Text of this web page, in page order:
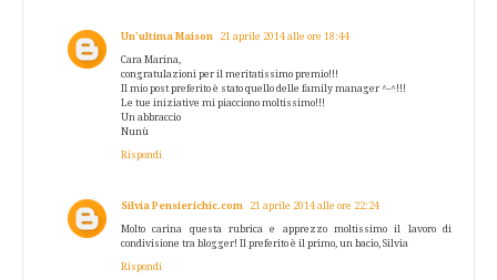
Un’ultima Maison 21 aprile 2014 alle ore 18:44
Cara Marina,
congratulazioni per il meritatissimo premio!!!
Il mio post preferito è stato quello delle family manager ^-^!!!
Le tue iniziative mi piacciono moltissimo!!!
Un abbraccio
Nunù
Rispondi
Silvia Pensierichic.com 21 aprile 2014 alle ore 22:24
Molto carina questa rubrica e apprezzo moltissimo il lavoro di
condivisione tra blogger! Il preferito è il primo, un bacio, Silvia
Rispondi